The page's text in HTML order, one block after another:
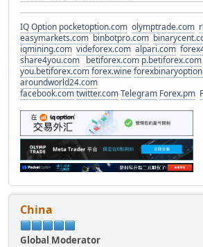
IQ Option pocketoption.com olymptrade.com
easymarkets.com binbotpro.com
iqmining.com videforex.com alpari.com
share4you.com betiforex.com p.betiforex.com
you.betiforex.comforex.wine
aroundworld24.com
facebook.comtwitter.comTelegram Forex.pm
China
Global Moderator